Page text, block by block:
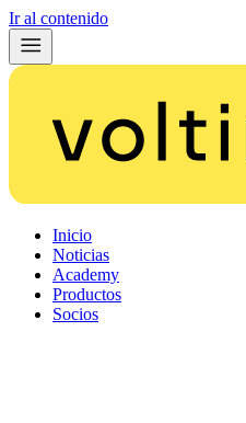
Ir al contenido
Inicio
Noticias
Academy
Productos
Socios